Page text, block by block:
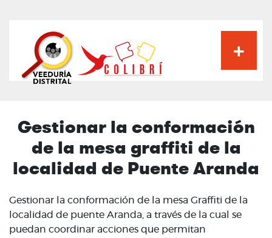
principal
Gestionar la conformación
de la mesa graffiti de la
localidad de Puente Aranda
Gestionar la conformación de la mesa Graffiti de la
localidad de puente Aranda, a través de la cual se
puedan coordinar acciones que permitan